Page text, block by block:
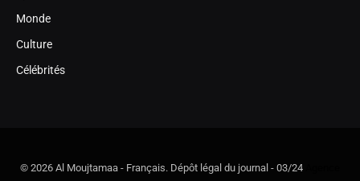
Monde
Culture
Célébrités
© 2026 Al Moujtamaa - Français. Dépôt légal du journal - 03/24